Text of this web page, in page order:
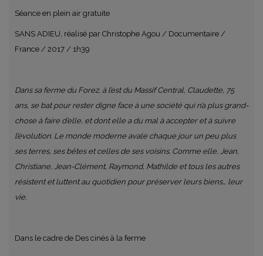
Séance en plein air gratuite
SANS ADIEU, réalisé par Christophe Agou / Documentaire /
France / 2017 / 1h39
Dans sa ferme du Forez, à l’est du Massif Central, Claudette, 75
ans, se bat pour rester digne face à une société qui n’a plus grand-
chose à faire d’elle, et dont elle a du mal à accepter et à suivre
l’évolution. Le monde moderne avale chaque jour un peu plus
ses terres, ses bêtes et celles de ses voisins. Comme elle, Jean,
Christiane, Jean-Clément, Raymond, Mathilde et tous les autres
résistent et luttent au quotidien pour préserver leurs biens… leur
vie.
Dans le cadre de Des cinés à la ferme